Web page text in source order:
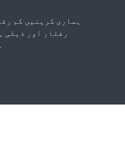
ہماری کرینیں کم
رفتار اور ذیلی